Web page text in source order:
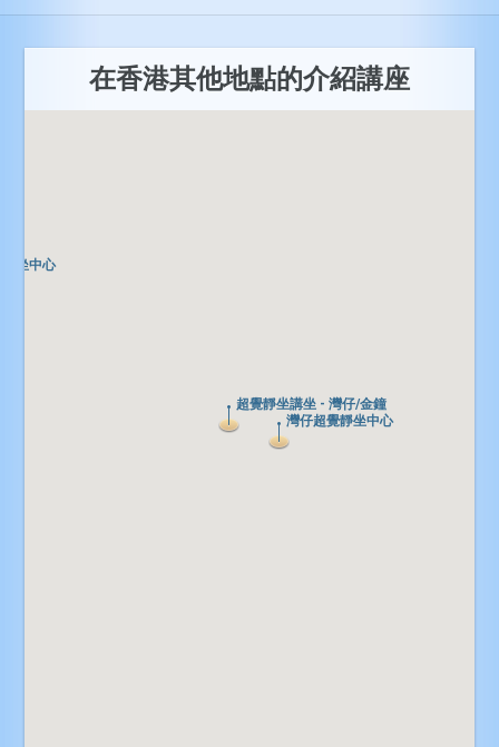
在香港其他地點的介紹講座
坐中心
超覺靜坐講坐 - 灣仔/金鐘
灣仔超覺靜坐中心
坐中心
超覺靜坐講坐 - 灣仔/金鐘
灣仔超覺靜坐中心